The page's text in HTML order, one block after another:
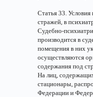
Статья 33.
стражей, в
Судебно-
производится в
помещения в них
осуществляются
содержания под
На лиц,
стационары,
Федерации и